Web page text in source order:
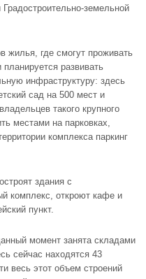
земельной
жилья, где смогут проживать
развивать
инфраструктуру: здесь
сад на 500 мест и
такого крупного
местами на парковках,
комплекса паркинг
здания с
комплекс, откроют кафе и
пункт.
момент занята складами
сейчас находятся 43
весь этот объем строений